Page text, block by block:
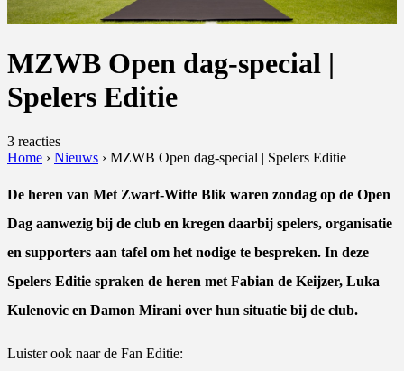
MZWB Open dag-special |
Spelers Editie
3 reacties
Home › Nieuws › MZWB Open dag-special | Spelers Editie
De heren van Met Zwart-Witte Blik waren zondag op de Open
Dag aanwezig bij de club en kregen daarbij spelers, organisatie
en supporters aan tafel om het nodige te bespreken. In deze
Spelers Editie spraken de heren met Fabian de Keijzer, Luka
Kulenovic en Damon Mirani over hun situatie bij de club.
Luister ook naar de Fan Editie: